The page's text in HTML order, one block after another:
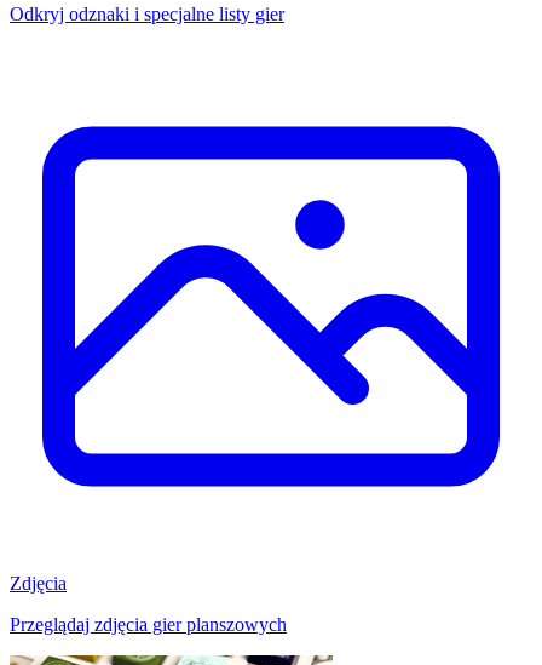
Odkryj odznaki i specjalne listy gier
Zdjęcia
Przeglądaj zdjęcia gier planszowych